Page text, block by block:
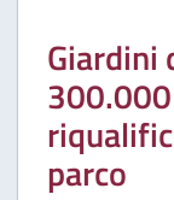
Giardini
parco